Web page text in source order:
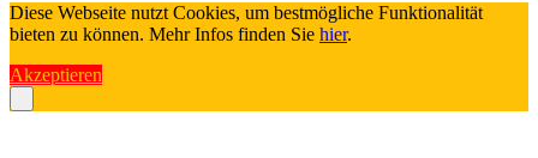
Diese Webseite nutzt Cookies, um bestmögliche Funktionalität
bieten zu können. Mehr Infos finden Sie hier.
Akzeptieren